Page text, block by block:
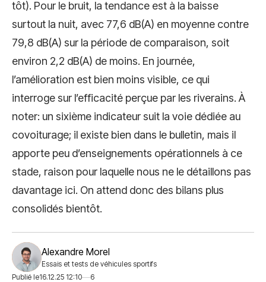
tôt). Pour le bruit, la tendance est à la baisse
surtout la nuit, avec 77,6 dB(A) en moyenne contre
79,8 dB(A) sur la période de comparaison, soit
environ 2,2 dB(A) de moins. En journée,
l’amélioration est bien moins visible, ce qui
interroge sur l’efficacité perçue par les riverains. À
noter: un sixième indicateur suit la voie dédiée au
covoiturage; il existe bien dans le bulletin, mais il
apporte peu d’enseignements opérationnels à ce
stade, raison pour laquelle nous ne le détaillons pas
davantage ici. On attend donc des bilans plus
consolidés bientôt.
Alexandre Morel
Essais et tests de véhicules sportifs
Publié le16.12.25 12:10 6